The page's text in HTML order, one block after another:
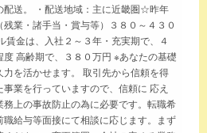
配送。 ・配送地域：主に近畿圏☆昨年
残業・諸手当・賞与等）３８０～４３０
賃金は、入社２～３年・充実期で、４
度 高齢期で、３８０万円 ※あなたの基礎
力を活かせます。 取引先から信頼を得
事業を行っていますので、信頼に 応え
務上の事故防止の為に必要です。転職希
職給与等面接にて相談に応じます。まず